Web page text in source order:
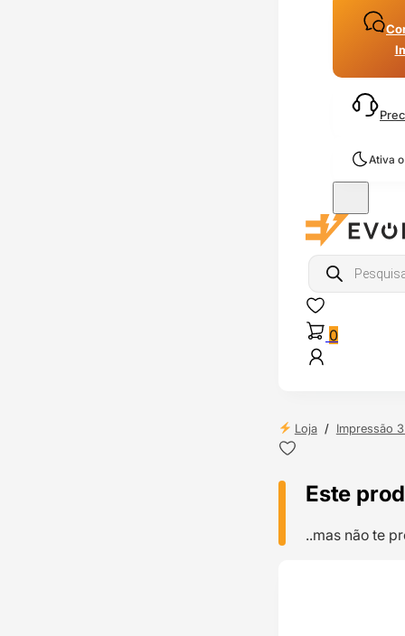
Ativa
Products
search
0
Loja / Impressão
Este
..mas não te